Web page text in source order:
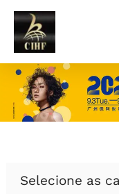
Selecione as